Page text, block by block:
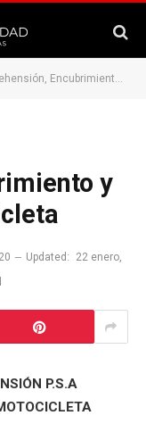
Encubrimiento y secuestro de motocicleta
y
Updated:
22 enero,
P.S.A